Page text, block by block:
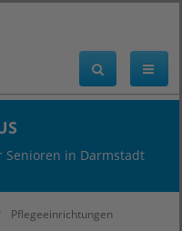
Senioren in Darmstadt
Pflegeeinrichtungen